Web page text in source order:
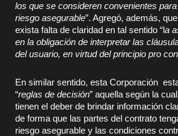
los que se consideren convenientes
riesgo asegurable”. Agregó, además,
exista falta de claridad en tal sentido “la
en la obligación de interpretar las
del usuario, en virtud del principio pro
En similar sentido, esta Corporación
“reglas de decisión” aquella según la
tienen el deber de brindar información
de forma que las partes del contrato
riesgo asegurable y las condiciones